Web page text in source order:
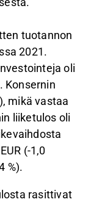
tuotannon
2021.
oli
Konsernin
mikä vastaa
liiketulos oli
(-1,0
%).
rasittivat